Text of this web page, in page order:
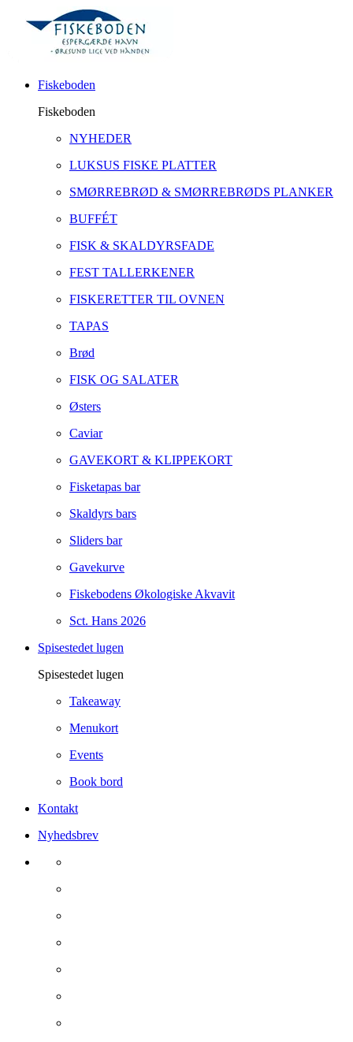
Fiskeboden
Fiskeboden
NYHEDER
LUKSUS FISKE PLATTER
SMØRREBRØD & SMØRREBRØDS PLANKER
BUFFÉT
FISK & SKALDYRSFADE
FEST TALLERKENER
FISKERETTER TIL OVNEN
TAPAS
Brød
FISK OG SALATER
Østers
Caviar
GAVEKORT & KLIPPEKORT
Fisketapas bar
Skaldyrs bars
Sliders bar
Gavekurve
Fiskebodens Økologiske Akvavit
Sct. Hans 2026
Spisestedet lugen
Spisestedet lugen
Takeaway
Menukort
Events
Book bord
Kontakt
Nyhedsbrev